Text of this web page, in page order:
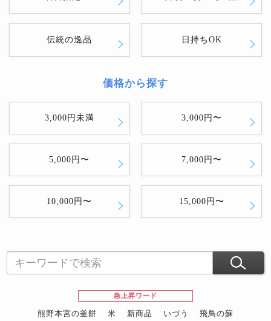
伝統の逸品 日持ちOK
価格から探す
3,000円未満 3,000円〜
5,000円〜 7,000円〜
10,000円〜 15,000円〜
急上昇ワード
熊野本宮の釜餅 米 新商品 いづう
飛鳥の蘇